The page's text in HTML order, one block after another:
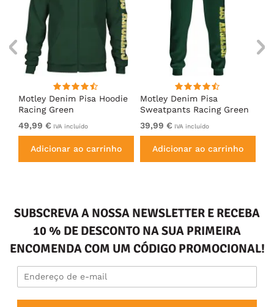
Motley Denim Pisa Hoodie
Racing Green
49,99 € IVA incluído
Adicionar ao carrinho
Motley Denim Pisa
Sweatpants Racing Green
39,99 € IVA incluído
Adicionar ao carrinho
SUBSCREVA A NOSSA NEWSLETTER E RECEBA
10 % DE DESCONTO NA SUA PRIMEIRA
ENCOMENDA COM UM CÓDIGO PROMOCIONAL!